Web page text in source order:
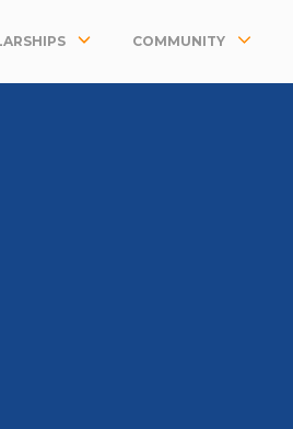
COMMUNITY